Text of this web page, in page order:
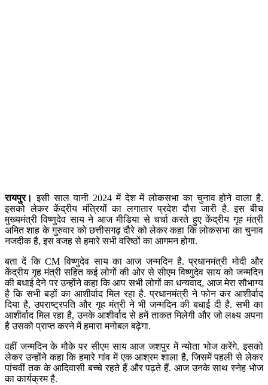
रायपुर।इसी साल यानी 2024 में देश में लोकसभा का चुनाव होने वाला है.
इसको लेकर केंद्रीय मंत्रियों का लगातार प्रदेश दौरा जारी है. इस बीच
मुख्यमंत्री विष्णुदेव साय ने आज मीडिया से चर्चा करते हुए केंद्रीय गृह मंत्री
अमित शाह के गुरुवार को छत्तीसगढ़ दौरे को लेकर कहा कि लोकसभा का चुनाव
नजदीक है, इस वजह से हमारे सभी वरिष्ठों का आगमन होगा.
बता दें कि CM विष्णुदेव साय का आज जन्मदिन है. प्रधानमंत्री मोदी और
केंद्रीय गृह मंत्री सहित कई लोगों की ओर से सीएम विष्णुदेव साय को जन्मदिन
की बधाई देने पर उन्होंने कहा कि आप सभी लोगों का धन्यवाद, आज मेरा सौभाग्य
है कि सभी बड़ों का आशीर्वाद मिल रहा है. प्रधानमंत्री ने फोन कर आशीर्वाद
दिया है, उपराष्ट्रपति और गृह मंत्री ने भी जन्मदिन की बधाई दी है. सभी का
आशीर्वाद मिल रहा है, उनके आशीर्वाद से हमें ताकत मिलेगी और जो लक्ष्य अपना
है उसको प्राप्त करने में हमारा मनोबल बढ़ेगा.
वहीं जन्मदिन के मौके पर सीएम साय आज जशपुर में न्योता भोज करेंगे. इसको
लेकर उन्होंने कहा कि हमारे गांव में एक आश्रम शाला है, जिसमें पहली से लेकर
पांचवीं तक के आदिवासी बच्चे रहते हैं और पढ़ते हैं. आज उनके साथ स्नेह भोज
का कार्यक्रम है.